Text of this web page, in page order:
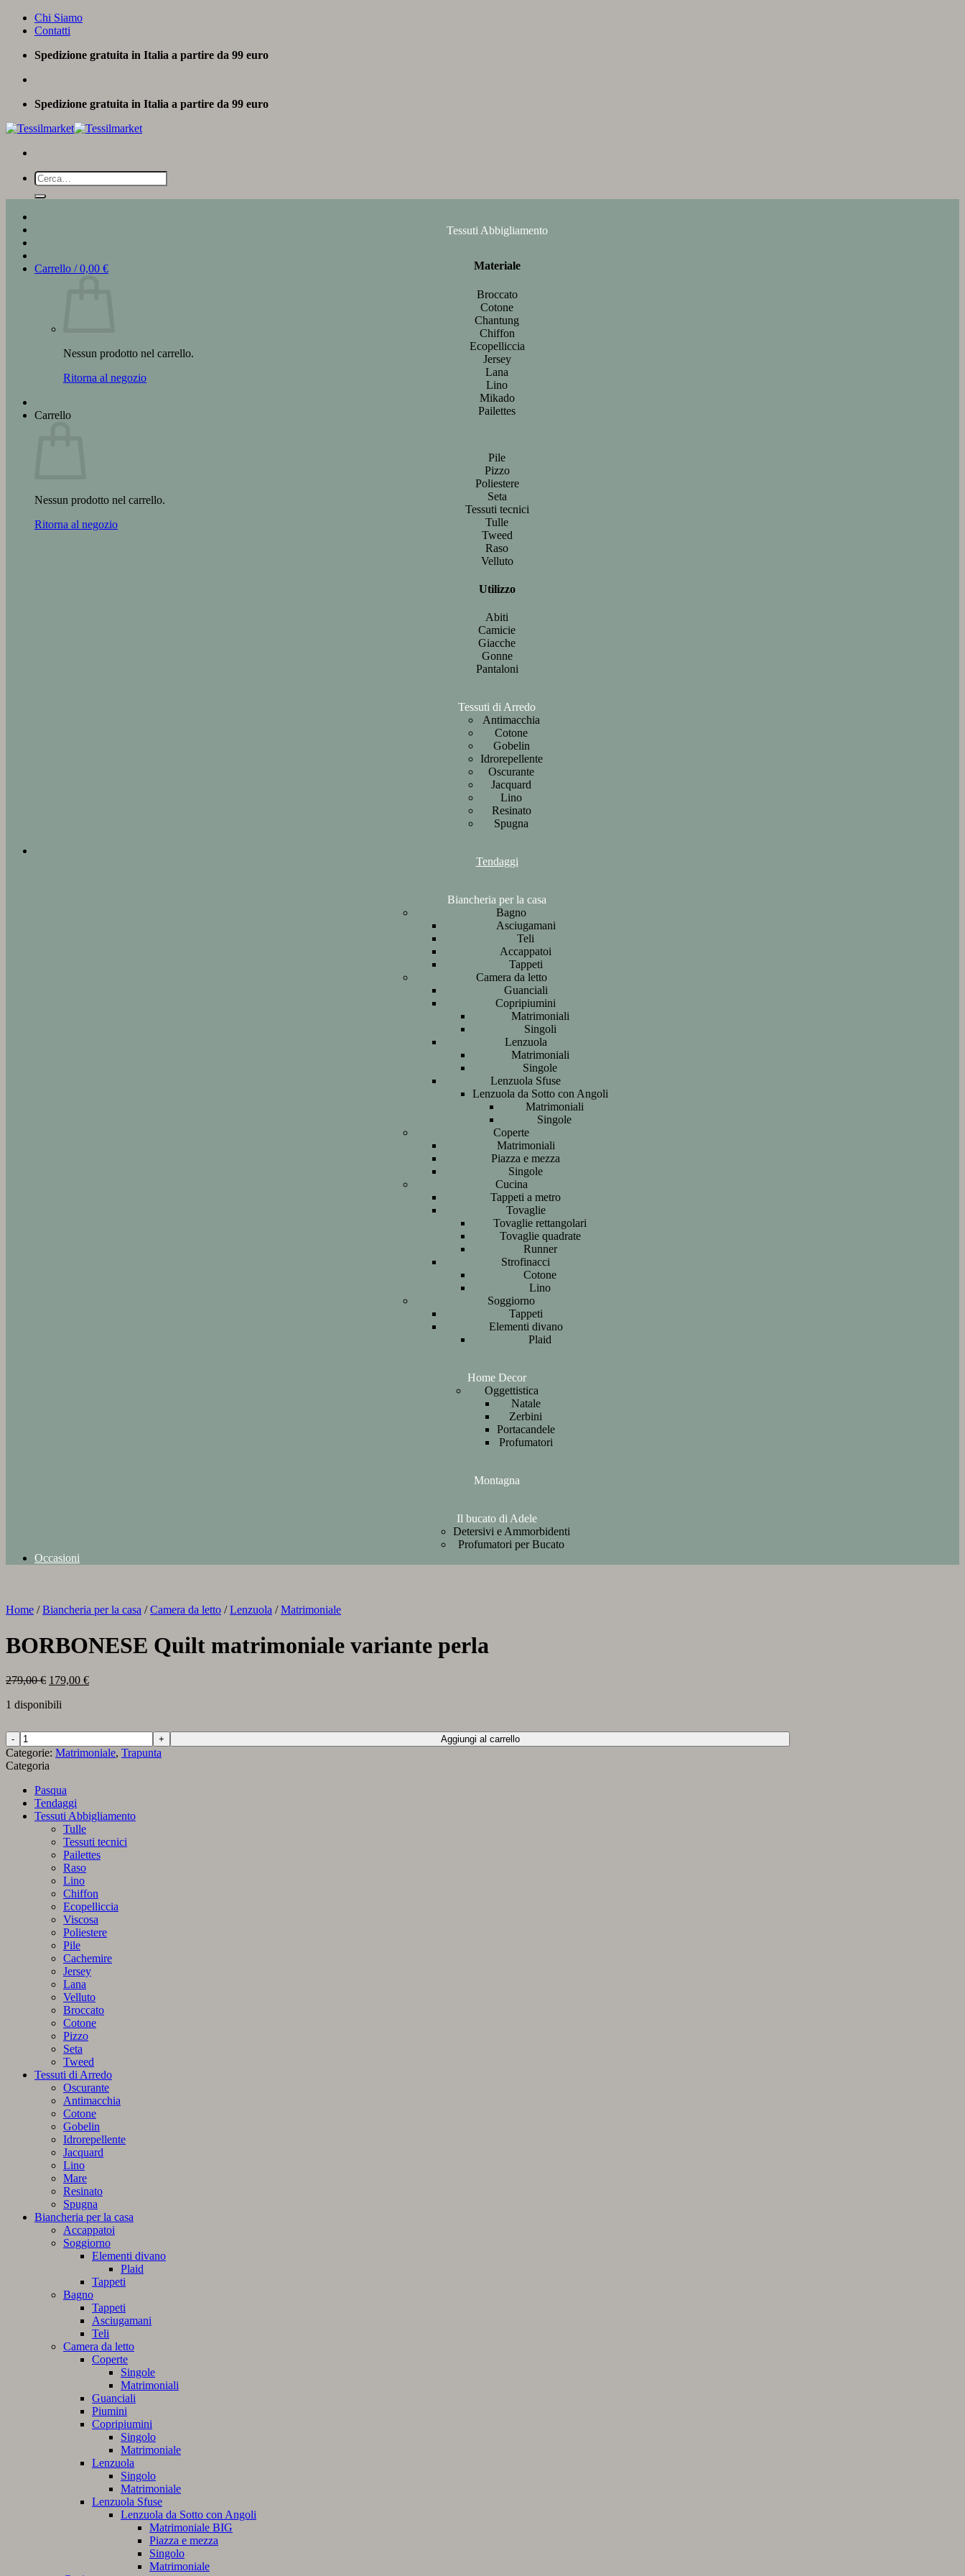
Salta
Chi Siamo
Contatti
Spedizione gratuita in Italia a partire da 99 euro
Spedizione gratuita in Italia a partire da 99 euro
Cerca:
Carrello /0,00 €
Nessun prodotto nel carrello.
Ritorna al negozio
Carrello
Nessun prodotto nel carrello.
Ritorna al negozio
Tessuti Abbigliamento
Materiale
Broccato
Cotone
Chantung
Chiffon
Ecopelliccia
Jersey
Lana
Lino
Mikado
Pailettes
Pile
Pizzo
Poliestere
Seta
Tessuti tecnici
Tulle
Tweed
Raso
Velluto
Utilizzo
Abiti
Camicie
Giacche
Gonne
Pantaloni
Tessuti di Arredo
Antimacchia
Cotone
Gobelin
Idrorepellente
Oscurante
Jacquard
Lino
Resinato
Spugna
Tendaggi
Biancheria per la casa
Bagno
Asciugamani
Teli
Accappatoi
Tappeti
Camera da letto
Guanciali
Copripiumini
Matrimoniali
Singoli
Lenzuola
Matrimoniali
Singole
Lenzuola Sfuse
Lenzuola da Sotto con Angoli
Matrimoniali
Singole
Coperte
Matrimoniali
Piazza e mezza
Singole
Cucina
Tappeti a metro
Tovaglie
Tovaglie rettangolari
Tovaglie quadrate
Runner
Strofinacci
Cotone
Lino
Soggiorno
Tappeti
Elementi divano
Plaid
Home Decor
Oggettistica
Natale
Zerbini
Portacandele
Profumatori
Montagna
Il bucato di Adele
Detersivi e Ammorbidenti
Profumatori per Bucato
Occasioni
Home / Biancheria per la casa / Camera da letto / Lenzuola / Matrimoniale
BORBONESE Quilt matrimoniale variante perla
279,00€ Il
originale
279,00 €.
179,00 €Il
179,00 €.
1 disponibili
BORBONESE
Quilt
matrimoniale
variante
perla
quantità
Aggiungi al carrello
Categorie: Matrimoniale, Trapunta
Categoria
Pasqua
Tendaggi
Tessuti Abbigliamento
Tulle
Tessuti tecnici
Pailettes
Raso
Lino
Chiffon
Ecopelliccia
Viscosa
Poliestere
Pile
Cachemire
Jersey
Lana
Velluto
Broccato
Cotone
Pizzo
Seta
Tweed
Tessuti di Arredo
Oscurante
Antimacchia
Cotone
Gobelin
Idrorepellente
Jacquard
Lino
Mare
Resinato
Spugna
Biancheria per la casa
Accappatoi
Soggiorno
Elementi divano
Plaid
Tappeti
Bagno
Tappeti
Asciugamani
Teli
Camera da letto
Coperte
Singole
Matrimoniali
Guanciali
Piumini
Copripiumini
Singolo
Matrimoniale
Lenzuola
Singolo
Matrimoniale
Lenzuola Sfuse
Lenzuola da Sotto con Angoli
Matrimoniale BIG
Piazza e mezza
Singolo
Matrimoniale